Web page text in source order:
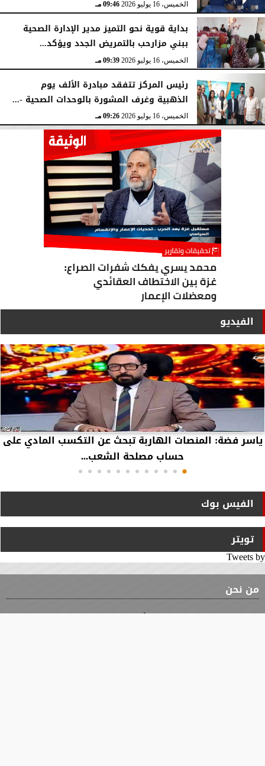
الخميس، 16 يوليو 2026 09:46 مـ
بداية قوية نحو التميز مدير الإدارة الصحية
ببني مزارحب بالتمريض الجدد ويؤكد...
الخميس، 16 يوليو 2026 09:39 مـ
رئيس المركز تتفقد مبادرة الألف يوم
الذهبية وغرف المشورة بالوحدات الصحية -...
الخميس، 16 يوليو 2026 09:26 مـ
الفيديو
ياسر فضة: المنصات الهاربة تبحث عن التكسب المادي على
حساب مصلحة الشعب...
الفيس بوك
تويتر
Tweets by
من نحن